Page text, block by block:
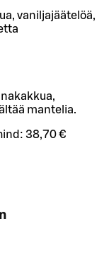
vaniljajäätelöä,
mantelia.
38,70 €